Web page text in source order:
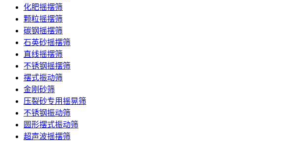
化肥摇摆筛
颗粒摇摆筛
碳钢摇摆筛
石英砂摇摆筛
直线摇摆筛
不锈钢摇摆筛
摆式振动筛
金刚砂筛
压裂砂专用摇晃筛
不锈钢振动筛
圆形摆式振动筛
超声波摇摆筛